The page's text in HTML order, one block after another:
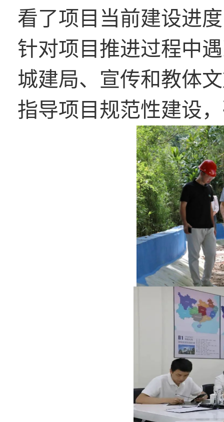
看了项目当前建设进
针对项目推进过程中
城建局、宣传和教体
指导项目规范性建设